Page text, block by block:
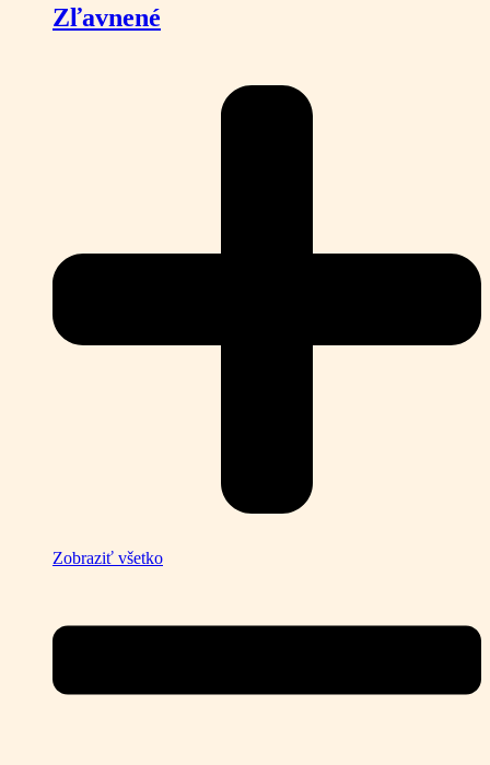
Zľavnené
Zobraziť všetko